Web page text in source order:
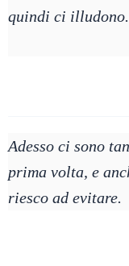
quindi ci illudono.
Adesso ci sono
prima volta, e
riesco ad evitare.